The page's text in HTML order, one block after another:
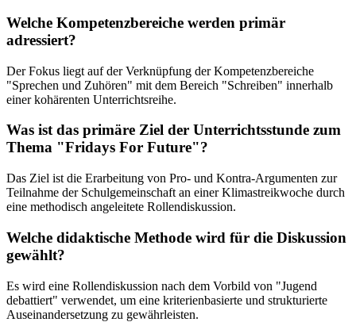
Welche Kompetenzbereiche werden primär
adressiert?
Der Fokus liegt auf der Verknüpfung der Kompetenzbereiche
"Sprechen und Zuhören" mit dem Bereich "Schreiben" innerhalb
einer kohärenten Unterrichtsreihe.
Was ist das primäre Ziel der Unterrichtsstunde zum
Thema "Fridays For Future"?
Das Ziel ist die Erarbeitung von Pro- und Kontra-Argumenten zur
Teilnahme der Schulgemeinschaft an einer Klimastreikwoche durch
eine methodisch angeleitete Rollendiskussion.
Welche didaktische Methode wird für die Diskussion
gewählt?
Es wird eine Rollendiskussion nach dem Vorbild von "Jugend
debattiert" verwendet, um eine kriterienbasierte und strukturierte
Auseinandersetzung zu gewährleisten.